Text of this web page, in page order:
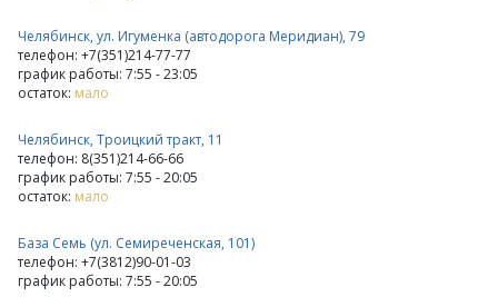
Челябинск, ул. Игуменка (автодорога Меридиан), 79
телефон: +7(351)214-77-77
график работы: 7:55 - 23:05
остаток: мало
Челябинск, Троицкий тракт, 11
телефон: 8(351)214-66-66
график работы: 7:55 - 20:05
остаток: мало
База Семь (ул. Семиреченская, 101)
телефон: +7(3812)90-01-03
график работы: 7:55 - 20:05